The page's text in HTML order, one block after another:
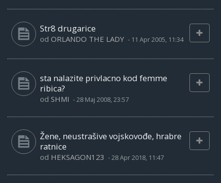
Str8 drugarice
od ORLANDO THE LADY - 11 Apr 2005, 11:34
sta nalazite privlacno kod femme
ribica?
od SHMI -28 Maj 2008, 23:57
Žene, neustrašive vojskovođe, hrabre
ratnice
od HEKSAGON123 -28 Apr 2018, 11:47